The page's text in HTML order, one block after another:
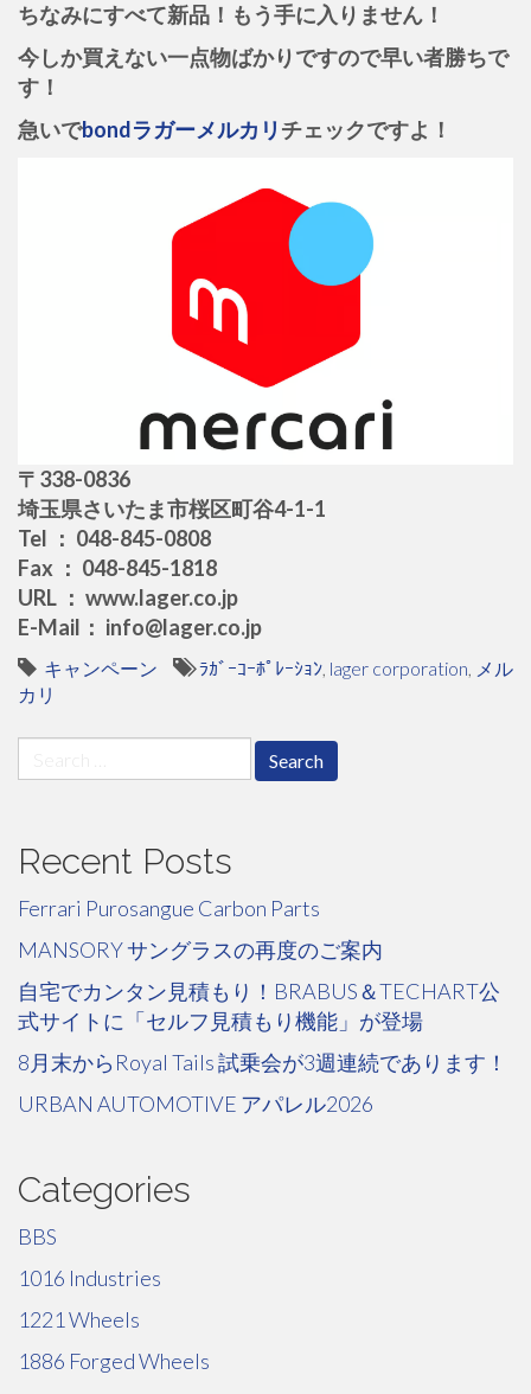
ちなみにすべて新品！もう手に入りません！
今しか買えない一点物ばかりですので早い者勝ちで
す！
急いでbondラガーメルカリ チェックですよ！
〒338-0836
埼玉県さいたま市桜区町谷4-1-1
Tel ： 048-845-0808
Fax ： 048-845-1818
URL ： www.lager.co.jp
E-Mail： info@lager.co.jp
キャンペーン ﾗｶﾞｰｺｰﾎﾟﾚｰｼｮﾝ, lager corporation, メル
カリ
for:
Recent Posts
Ferrari Purosangue Carbon Parts
MANSORY サングラスの再度のご案内
自宅でカンタン見積もり！BRABUS＆TECHART公
式サイトに「セルフ見積もり機能」が登場
8月末からRoyal Tails 試乗会が3週連続であります！
URBAN AUTOMOTIVE アパレル2026
Categories
BBS
1016 Industries
1221 Wheels
1886 Forged Wheels